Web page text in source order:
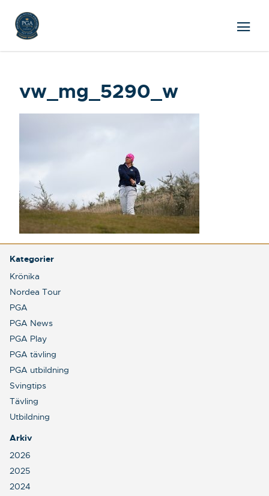
vw_mg_5290_w
Kategorier
Krönika
Nordea Tour
PGA
PGA News
PGA Play
PGA tävling
PGA utbildning
Svingtips
Tävling
Utbildning
Arkiv
2026
2025
2024